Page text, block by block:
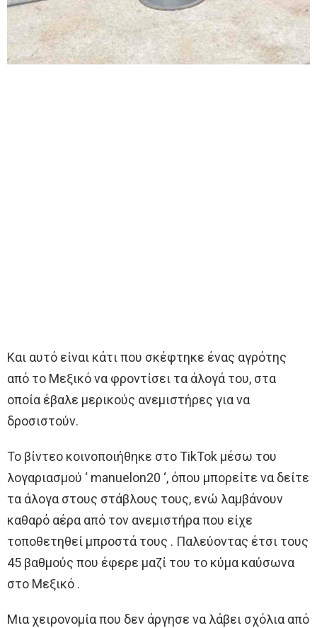
Και αυτό είναι κάτι που σκέφτηκε ένας αγρότης
από το Μεξικό να φροντίσει τα άλογά του, στα
οποία έβαλε μερικούς ανεμιστήρες για να
δροσιστούν.
Το βίντεο κοινοποιήθηκε στο TikTok μέσω του
λογαριασμού ‘ manuelon20 ‘, όπου μπορείτε να δείτε
τα άλογα στους στάβλους τους, ενώ λαμβάνουν
καθαρό αέρα από τον ανεμιστήρα που είχε
τοποθετηθεί μπροστά τους . Παλεύοντας έτσι τους
45 βαθμούς που έφερε μαζί του το κύμα καύσωνα
στο Μεξικό .
Μια χειρονομία που δεν άργησε να λάβει σχόλια από